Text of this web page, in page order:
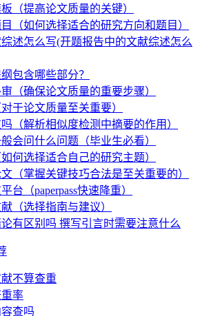
（提高论文质量的关键）
（如何选择适合的研究方向和题目）
述怎么写(开题报告中的文献综述怎么
包含哪些部分？
（确保论文质量的重要步骤）
于论文质量至关重要）
（解析相似度检测中摘要的作用）
会问什么问题（毕业生必看）
何选择适合自己的研究主题）
（掌握关键技巧合法是至关重要的）
台（paperpass快速降重）
（选择指南与建议）
有区别吗 撰写引言时需要注意什么
不算查重
率
查吗